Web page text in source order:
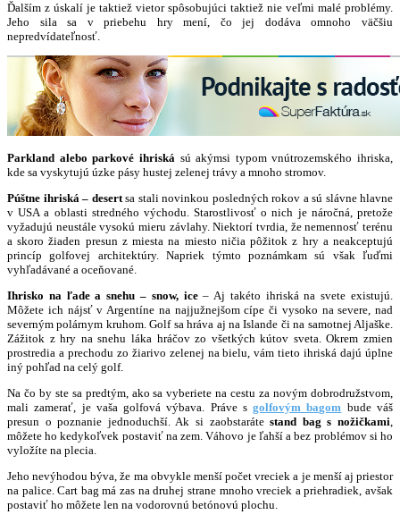
Ďalším z úskalí je taktiež vietor spôsobujúci taktiež nie veľmi malé problémy.
Jeho sila sa v priebehu hry mení, čo jej dodáva omnoho väčšiu
nepredvídateľnosť.
Parkland alebo parkové ihriskású akýmsi typom vnútrozemského ihriska,
kde sa vyskytujú úzke pásy hustej zelenej trávy a mnoho stromov.
Púštne ihriská – desertsa stali novinkou posledných rokov a sú slávne hlavne
v USA a oblasti stredného východu. Starostlivosť o nich je náročná, pretože
vyžadujú neustále vysokú mieru závlahy. Niektorí tvrdia, že nemennosť terénu
a skoro žiaden presun z miesta na miesto ničia pôžitok z hry a neakceptujú
princíp golfovej architektúry. Napriek týmto poznámkam sú však ľuďmi
vyhľadávané a oceňované.
Ihrisko na ľade a snehu – snow, ice– Aj takéto ihriská na svete existujú.
Môžete ich nájsť v Argentíne na najjužnejšom cípe či vysoko na severe, nad
severným polárnym kruhom. Golf sa hráva aj na Islande či na samotnej Aljaške.
Zážitok z hry na snehu láka hráčov zo všetkých kútov sveta. Okrem zmien
prostredia a prechodu zo žiarivo zelenej na bielu, vám tieto ihriská dajú úplne
iný pohľad na celý golf.
Na čo by ste sa predtým, ako sa vyberiete na cestu za novým dobrodružstvom,
mali zamerať, je vaša golfová výbava. Práve sgolfovým bagom bude váš
presun o poznanie jednoduchší. Ak si zaobstarátestand bag s nožičkami,
môžete ho kedykoľvek postaviť na zem. Váhovo je ľahší a bez problémov si ho
vyložíte na plecia.
Jeho nevýhodou býva, že ma obvykle menší počet vreciek a je menší aj priestor
na palice. Cart bag má zas na druhej strane mnoho vreciek a priehradiek, avšak
postaviť ho môžete len na vodorovnú betónovú plochu.